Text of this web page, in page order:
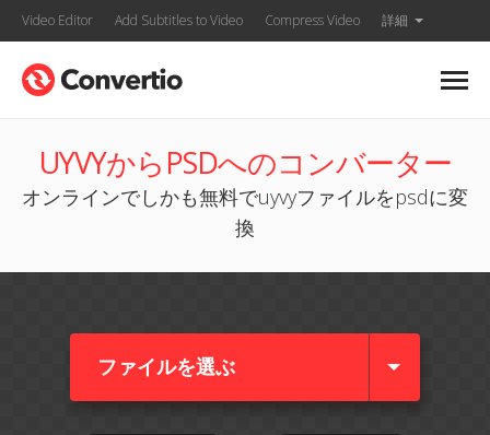
Video Editor Add Subtitles to Video Compress Video 詳細
UYVYからPSDへのコンバーター
オンラインでしかも無料でuyvyファイルをpsdに変
換
ファイルを選ぶ